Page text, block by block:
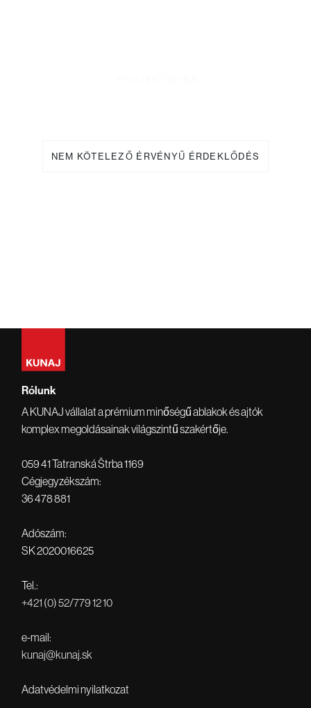
NEM KÖTELEZŐ ÉRVÉNYŰ ÉRDEKLŐDÉS
Rólunk
A KUNAJ vállalat a prémium minőségű ablakok és ajtók
komplex megoldásainak világszintű szakértője.
059 41 Tatranská Štrba 1169
Cégjegyzékszám:
36 478 881
Adószám:
SK 2020016625
Tel.:
+421 (0) 52/779 12 10
e-mail:
kunaj@kunaj.sk
Adatvédelmi nyilatkozat